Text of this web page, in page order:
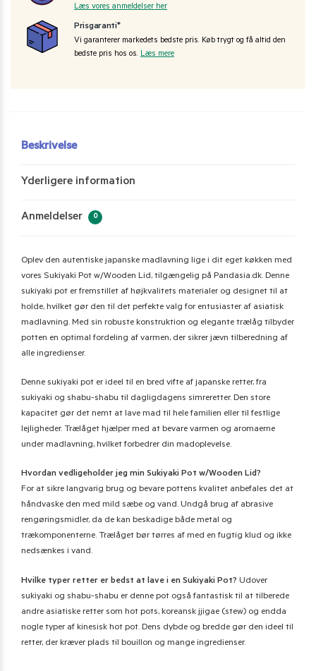
Læs vores anmeldelser her
Prisgaranti*
Vi garanterer markedets bedste pris. Køb trygt og få altid den
bedste pris hos os. Læs mere
Beskrivelse
Yderligere information
Anmeldelser 0
Oplev den autentiske japanske madlavning lige i dit eget køkken med
vores Sukiyaki Pot w/Wooden Lid, tilgængelig på Pandasia.dk. Denne
sukiyaki pot er fremstillet af højkvalitets materialer og designet til at
holde, hvilket gør den til det perfekte valg for entusiaster af asiatisk
madlavning. Med sin robuste konstruktion og elegante trælåg tilbyder
potten en optimal fordeling af varmen, der sikrer jævn tilberedning af
alle ingredienser.
Denne sukiyaki pot er ideel til en bred vifte af japanske retter, fra
sukiyaki og shabu-shabu til dagligdagens simreretter. Den store
kapacitet gør det nemt at lave mad til hele familien eller til festlige
lejligheder. Trælåget hjælper med at bevare varmen og aromaerne
under madlavning, hvilket forbedrer din madoplevelse.
Hvordan vedligeholder jeg min Sukiyaki Pot w/Wooden Lid?
For at sikre langvarig brug og bevare pottens kvalitet anbefales det at
håndvaske den med mild sæbe og vand. Undgå brug af abrasive
rengøringsmidler, da de kan beskadige både metal og
trækomponenterne. Trælåget bør tørres af med en fugtig klud og ikke
nedsænkes i vand.
Hvilke typer retter er bedst at lave i en Sukiyaki Pot? Udover
sukiyaki og shabu-shabu er denne pot også fantastisk til at tilberede
andre asiatiske retter som hot pots, koreansk jjigae (stew) og endda
nogle typer af kinesisk hot pot. Dens dybde og bredde gør den ideel til
retter, der kræver plads til bouillon og mange ingredienser.